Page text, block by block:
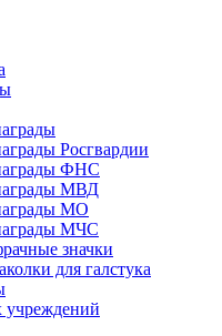
Росгвардии
ФНС
МВД
МО
МЧС
значки
для галстука
учреждений